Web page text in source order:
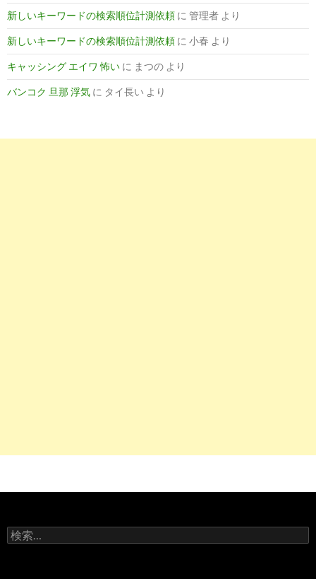
新しいキーワードの検索順位計測依頼 に 管理者 より
新しいキーワードの検索順位計測依頼 に 小春 より
キャッシング エイワ 怖い に まつの より
バンコク 旦那 浮気 に タイ長い より
検
索